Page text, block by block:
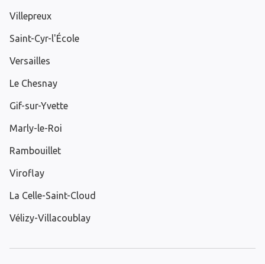
Villepreux
Saint-Cyr-l'École
Versailles
Le Chesnay
Gif-sur-Yvette
Marly-le-Roi
Rambouillet
Viroflay
La Celle-Saint-Cloud
Vélizy-Villacoublay